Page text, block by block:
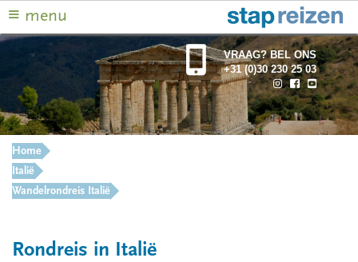
≡ menu
VRAAG? BEL ONS
+31 (0)30 230 25 03
Home
Italië
Wandelrondreis Italië
Rondreis in Italië